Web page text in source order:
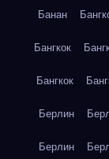
Банан
Бангкок
Бангкок
Берлин
Берлин